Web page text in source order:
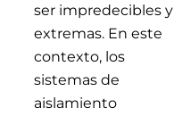
ser impredecibles y
extremas. En este
contexto, los
sistemas de
aislamiento